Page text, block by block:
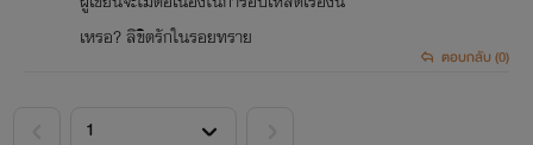
เหรอ? ลิขิตรักในรอยทราย
ตอบกลับ (0)